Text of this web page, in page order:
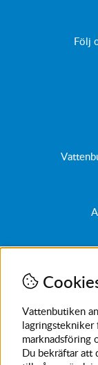
Följ
Ange din
Vattenbutiken
lagringstekniker
marknadsföring
Du bekräftar att